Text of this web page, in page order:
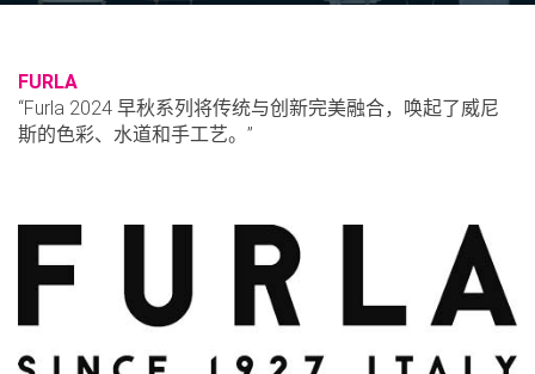
FURLA
“Furla 2024 早秋系列将传统与创新完美融合，唤起了威尼
斯的色彩、水道和手工艺。”